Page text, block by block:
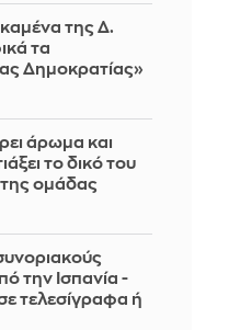
της Δ.
τα
Δημοκρατίας»
άρωμα και
το δικό του
της ομάδας
την Ισπανία -
τελεσίγραφα ή